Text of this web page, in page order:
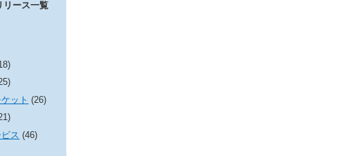
リース一覧
ット (26)
ス (46)